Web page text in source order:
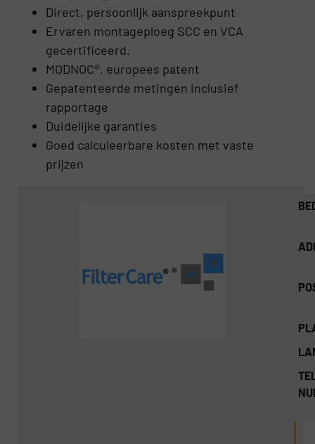
Direct, persoonlijk aanspreekpunt
Ervaren montageploeg SCC en VCA
gecertificeerd.
MODNOC®, europees patent
Gepatenteerde metingen inclusief
rapportage
Duidelijke garanties
Goed calculeerbare kosten met vaste
prijzen